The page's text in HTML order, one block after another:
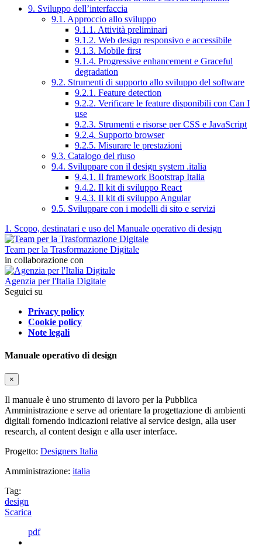
9. Sviluppo dell’interfaccia
9.1. Approccio allo sviluppo
9.1.1. Attività preliminari
9.1.2. Web design responsivo e accessibile
9.1.3. Mobile first
9.1.4. Progressive enhancement e Graceful
degradation
9.2. Strumenti di supporto allo sviluppo del software
9.2.1. Feature detection
9.2.2. Verificare le feature disponibili con Can I
use
9.2.3. Strumenti e risorse per CSS e JavaScript
9.2.4. Supporto browser
9.2.5. Misurare le prestazioni
9.3. Catalogo del riuso
9.4. Sviluppare con il design system .italia
9.4.1. Il framework Bootstrap Italia
9.4.2. Il kit di sviluppo React
9.4.3. Il kit di sviluppo Angular
9.5. Sviluppare con i modelli di sito e servizi
1. Scopo, destinatari e uso del Manuale operativo di design
Team per la Trasformazione Digitale
in collaborazione con
Agenzia per l'Italia Digitale
Seguici su
Privacy policy
Cookie policy
Note legali
Manuale operativo di design
×
Il manuale è uno strumento di lavoro per la Pubblica
Amministrazione e serve ad orientare la progettazione di ambienti
digitali fornendo indicazioni relative al service design, alla user
research, al content design e alla user interface.
Progetto: Designers Italia
Amministrazione: italia
Tag:
design
Scarica
pdf